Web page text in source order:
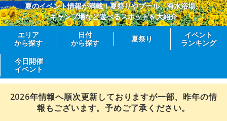
夏のイベント情報が満載！夏祭りやプール、海水浴場、
キャンプ場など遊べるスポットを大紹介
エリア
から探す
日付
から探す
夏祭り
イベント
ランキング
今日開催
イベント
2026年情報へ順次更新しておりますが一部、昨年の情
報もございます。予めご了承ください。